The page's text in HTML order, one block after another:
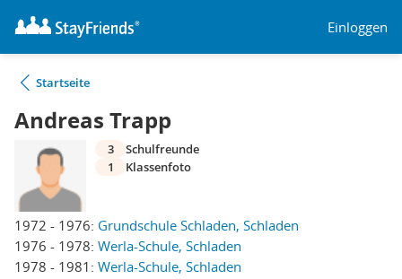
Einloggen
Startseite
Andreas Trapp
1972 - 1976: Grundschule Schladen, Schladen
1976 - 1978: Werla-Schule, Schladen
1978 - 1981: Werla-Schule, Schladen
3
Schulfreunde
1
Klassenfoto